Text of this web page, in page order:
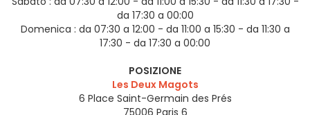
da 17:30 a 00:00
Domenica : da 07:30 a 12:00 - da 11:00 a 15:30 - da 11:30 a
17:30 - da 17:30 a 00:00
POSIZIONE
Les Deux Magots
6 Place Saint-Germain des Prés